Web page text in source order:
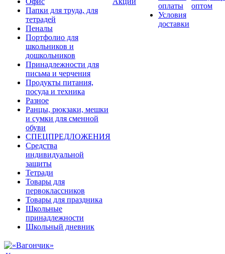
Папки для труда, для
тетрадей
Пеналы
Портфолио для
школьников и
дошкольников
Принадлежности для
письма и черчения
Продукты питания,
посуда и техника
Разное
Ранцы, рюкзаки, мешки
и сумки для сменной
обуви
СПЕЦПРЕДЛОЖЕНИЯ
Средства
индивидуальной
защиты
Тетради
Товары для
первоклассников
Товары для праздника
Школьные
принадлежности
Школьный дневник
оплаты
Условия
доставки
оптом